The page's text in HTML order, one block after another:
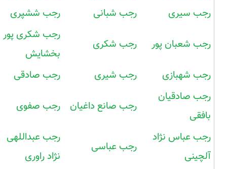
رجب سیری
رجب شبانی رجب ششپری
رجب شعبان پور رجب شکری
رجب شکری پور
بخشایش
رجب شهبازی
رجب شیری
رجب صادقی
رجب صادقیان
بافقی
رجب صانع داغیان رجب صفوی
رجب عباس نژاد
آلچینی
رجب عباسی
رجب عبداللهی
نژاد راوری